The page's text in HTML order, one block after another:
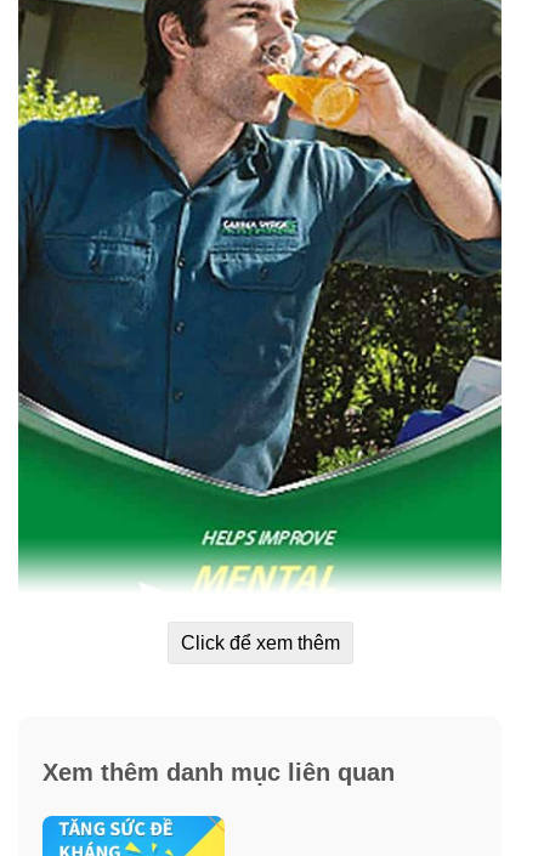
Berocca Performance mỗi ngày?
Click để xem thêm
Xem thêm danh mục liên quan